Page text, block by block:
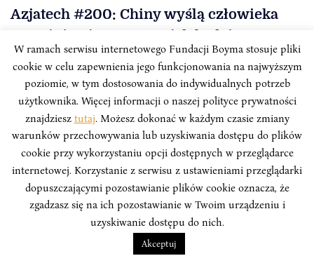
Azjatech #200: Chiny wyślą człowieka
na Księżyc jeszcze w tej dekadzie
Azjatech to cotygodniowy przegląd najważniejszych
informacji o innowacjach i technologii w krajach Azji,
tworzony przez zespół analityków Instytutu Boyma we
współpracy z Polskim Towarzystwem Wspierania
Przedsiębiorczości.
W ramach serwisu internetowego Fundacji Boyma stosuje pliki
cookie w celu zapewnienia jego funkcjonowania na najwyższym
poziomie, w tym dostosowania do indywidualnych potrzeb
użytkownika. Więcej informacji o naszej polityce prywatności
znajdziesz tutaj. Możesz dokonać w każdym czasie zmiany
warunków przechowywania lub uzyskiwania dostępu do plików
cookie przy wykorzystaniu opcji dostępnych w przeglądarce
internetowej. Korzystanie z serwisu z ustawieniami przeglądarki
dopuszczającymi pozostawianie plików cookie oznacza, że
zgadzasz się na ich pozostawianie w Twoim urządzeniu i
uzyskiwanie dostępu do nich.
Akceptuj